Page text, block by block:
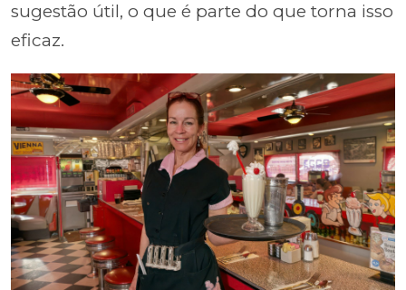
sugestão útil, o que é parte do que torna isso
eficaz.